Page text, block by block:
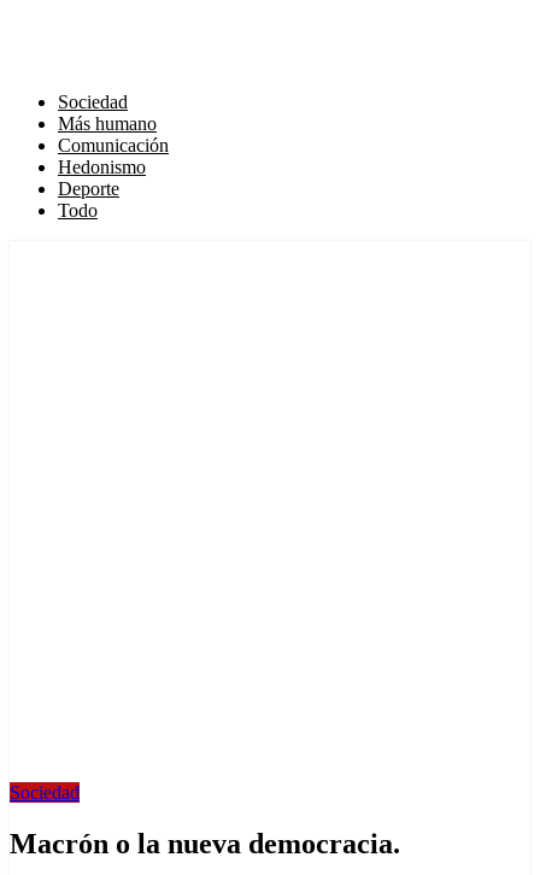
Sociedad
Más humano
Comunicación
Hedonismo
Deporte
Todo
Sociedad
Macrón o la nueva democracia.